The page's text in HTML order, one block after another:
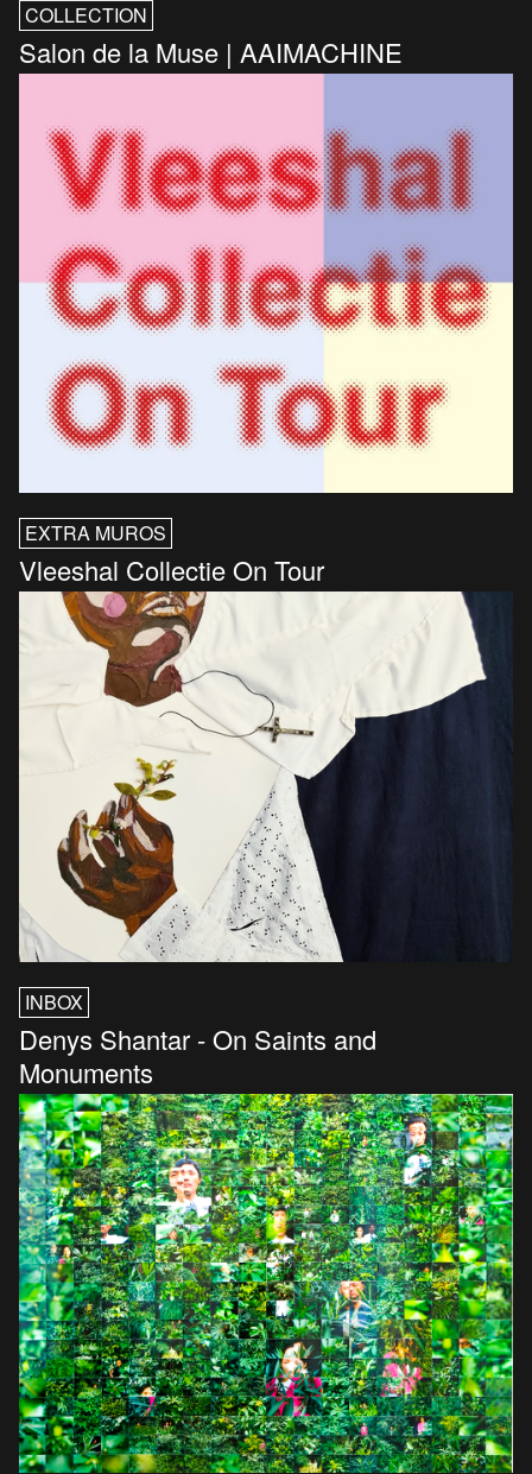
COLLECTION
Salon de la Muse | AAIMACHINE
EXTRA MUROS
Vleeshal Collectie On Tour
INBOX
Denys Shantar - On Saints and
Monuments